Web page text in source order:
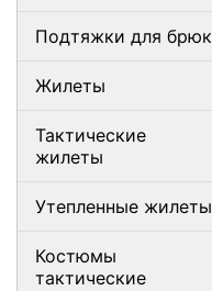
Подтяжки для брюк
Жилеты
Тактические
жилеты
Утепленные жилеты
Костюмы
тактические